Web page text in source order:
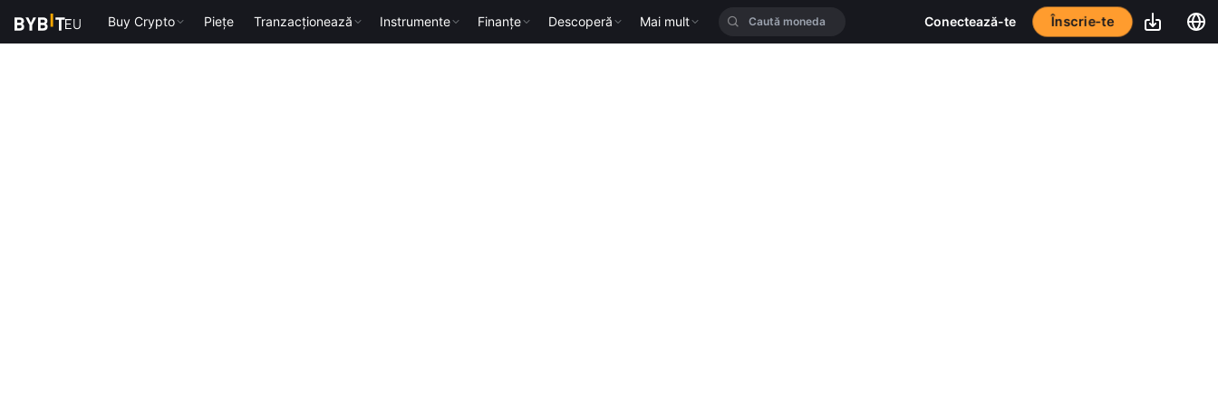
Buy Crypto Piețe Tranzacționează Instrumente Finanțe Descoperă Mai mult Conectează-te Înscrie-te